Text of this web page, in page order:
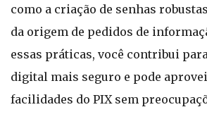
como a criação de senhas
da origem de pedidos de
essas práticas, você contribui
digital mais seguro e pode
facilidades do PIX sem